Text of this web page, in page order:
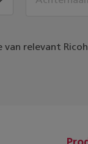
relevant